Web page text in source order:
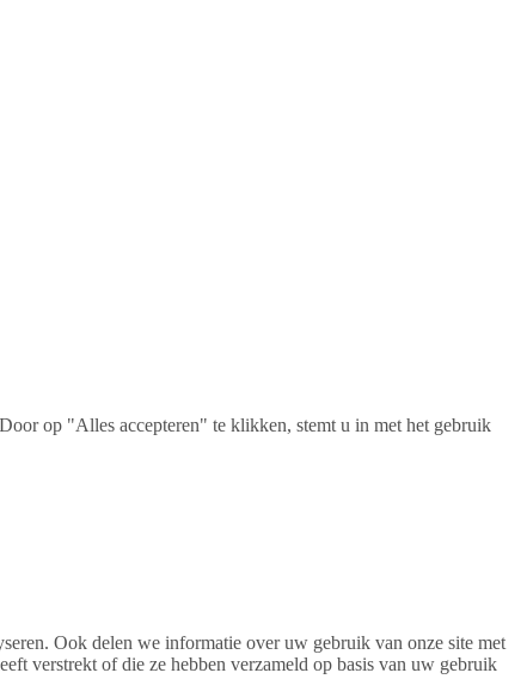
op "Alles accepteren" te klikken, stemt u in met het gebruik
Ook delen we informatie over uw gebruik van onze site met
verstrekt of die ze hebben verzameld op basis van uw gebruik